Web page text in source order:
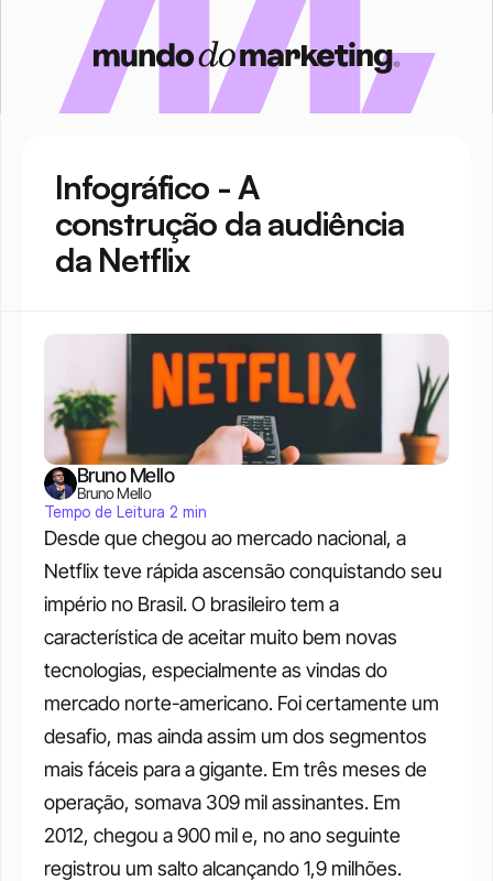
Infográfico - A
construção da audiência
da Netflix
Desde que chegou ao mercado nacional, a
Netflix teve rápida ascensão conquistando seu
império no Brasil. O brasileiro tem a
característica de aceitar muito bem novas
tecnologias, especialmente as vindas do
mercado norte-americano. Foi certamente um
desafio, mas ainda assim um dos segmentos
mais fáceis para a gigante. Em três meses de
operação, somava 309 mil assinantes. Em
2012, chegou a 900 mil e, no ano seguinte
registrou um salto alcançando 1,9 milhões.
Bruno Mello
Bruno Mello
Tempo de Leitura 2 min